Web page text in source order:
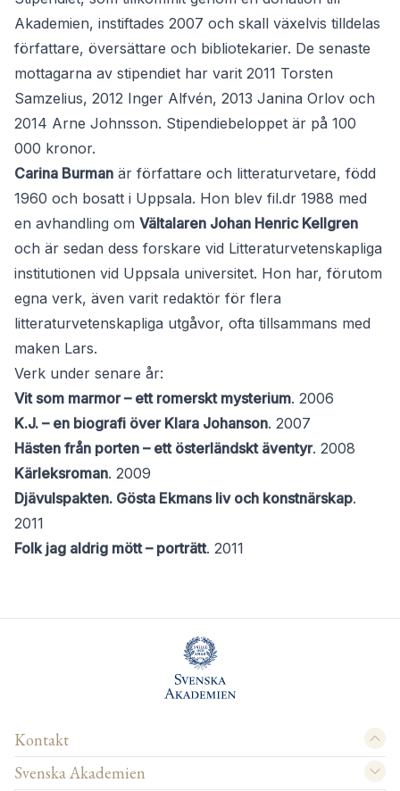
Akademien, instiftades 2007 och skall växelvis tilldelas
författare, översättare och bibliotekarier. De senaste
mottagarna av stipendiet har varit 2011 Torsten
Samzelius, 2012 Inger Alfvén, 2013 Janina Orlov och
2014 Arne Johnsson. Stipendiebeloppet är på 100
000 kronor.
Carina Burman är författare och litteraturvetare, född
1960 och bosatt i Uppsala. Hon blev fil.dr 1988 med
en avhandling om Vältalaren Johan Henric Kellgren
och är sedan dess forskare vid Litteraturvetenskapliga
institutionen vid Uppsala universitet. Hon har, förutom
egna verk, även varit redaktör för flera
litteraturvetenskapliga utgåvor, ofta tillsammans med
maken Lars.
Verk under senare år:
Vit som marmor – ett romerskt mysterium. 2006
K.J. – en biografi över Klara Johanson. 2007
Hästen från porten – ett österländskt äventyr. 2008
Kärleksroman. 2009
Djävulspakten. Gösta Ekmans liv och konstnärskap.
2011
Folk jag aldrig mött – porträtt. 2011
Kontakt
Svenska Akademien